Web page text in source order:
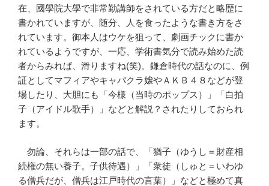
在、國學院大學で非常勤講師をされている方だと略歴に
書かれていますが、随分、人を食ったような書き方をさ
れています。御本人はウケを狙って、劇画チックに書か
れているようですが、一応、学術書気分で読み始めた読
者からみれば、滑りますね(笑)。鎌倉時代の話なのに、例
証としてマフィアやキャバクラ嬢やＡＫＢ４８などが登
場したり、大胆にも「今様（当時のポップス）」「白拍
子（アイドル歌手）」などと解説？されたりしておられ
ます。
勿論、それらは一部の話で、「猶子（ゆうし＝財産相
続権の無い養子。子供待遇）」「衆徒（しゅと＝いわゆ
る僧兵だが、僧兵は江戸時代の言葉）」などと極めて真